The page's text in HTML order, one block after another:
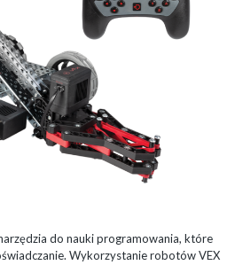
do nauki programowania, które
Wykorzystanie robotów VEX